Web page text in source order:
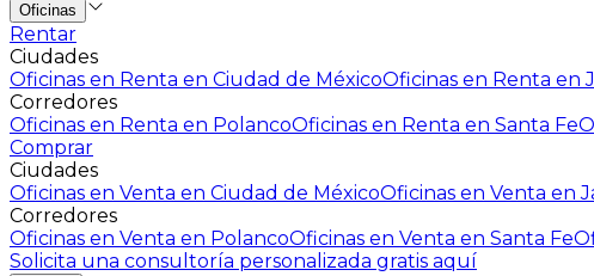
Oficinas
Rentar
Ciudades
Oficinas en Renta en Ciudad de MéxicoOficinas en Renta en
Corredores
Oficinas en Renta en PolancoOficinas en Renta en Santa Fe
Comprar
Ciudades
Oficinas en Venta en Ciudad de MéxicoOficinas en Venta en
Corredores
Oficinas en Venta en PolancoOficinas en Venta en Santa Fe
Solicita una consultoría personalizada gratis aquí